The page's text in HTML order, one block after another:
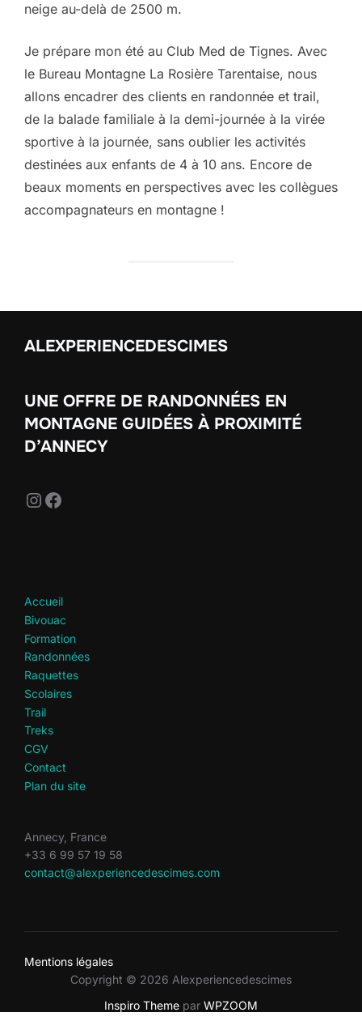
neige au-delà de 2500 m.
Je prépare mon été au Club Med de Tignes. Avec
le Bureau Montagne La Rosière Tarentaise, nous
allons encadrer des clients en randonnée et trail,
de la balade familiale à la demi-journée à la virée
sportive à la journée, sans oublier les activités
destinées aux enfants de 4 à 10 ans. Encore de
beaux moments en perspectives avec les collègues
accompagnateurs en montagne !
ALEXPERIENCEDESCIMES
UNE OFFRE DE RANDONNÉES EN
MONTAGNE GUIDÉES À PROXIMITÉ
D’ANNECY
Instagram
Facebook
Accueil
Bivouac
Formation
Randonnées
Raquettes
Scolaires
Trail
Treks
CGV
Contact
Plan du site
Annecy, France
+33 6 99 57 19 58
contact@alexperiencedescimes.com
Mentions légales
Copyright © 2026 Alexperiencedescimes
Inspiro Theme par WPZOOM